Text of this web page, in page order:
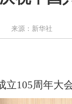
来源：新华社
105周年大